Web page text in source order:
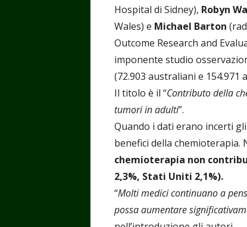
Hospital di Sidney), Robyn
Wales) e Michael Barton
Outcome Research and
imponente studio
(72.903 australiani e
Il titolo è il “Contributo della
tumori in adulti”.
Quando i dati erano incerti
benefici della
chemioterapia non
2,3%, Stati Uniti 2,1%).
“Molti medici continuano a
possa aumentare